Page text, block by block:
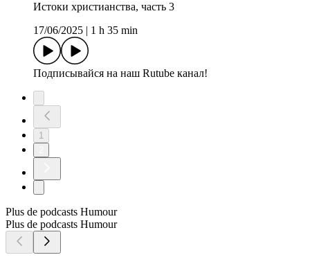
Истоки христианства, часть 3
17/06/2025
1 h 35 min
Подписывайся на наш Rutube канал!
1
Plus de podcasts Humour
Plus de podcasts Humour